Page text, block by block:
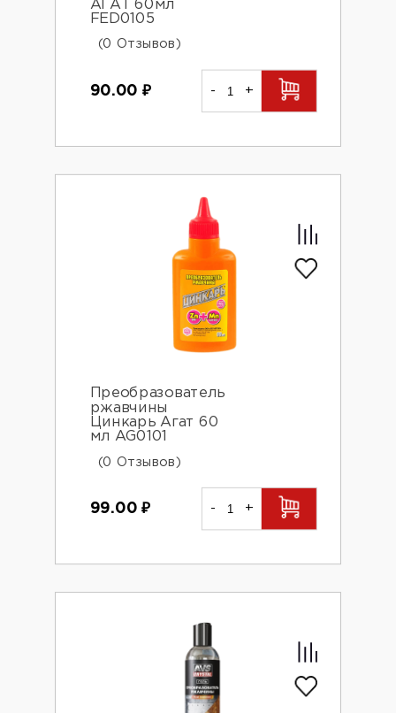
АГАТ 60мл
FED0105
(0 Отзывов)
90.00 ₽ - +
Преобразователь
ржавчины
Цинкарь Агат 60
мл AG0101
(0 Отзывов)
99.00 ₽ - +